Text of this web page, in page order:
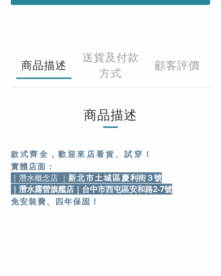
商品描述
送貨及付款
方式
顧客評價
商品描述
款式齊全，歡迎來店看貨、試穿！
實體店面：
｜潛水概念店 ｜ 新北市土城區慶利街３號
｜潛水露營旗艦店 ｜台中市西屯區安和路2-7號
免安裝費、四年保固！